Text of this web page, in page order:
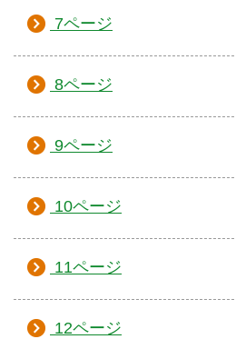
7ページ
8ページ
9ページ
10ページ
11ページ
12ページ